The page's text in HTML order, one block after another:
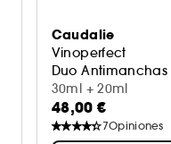
Caudalie
Vinoperfect
Duo Antimanchas
30ml + 20ml
48,00 €
7Opiniones